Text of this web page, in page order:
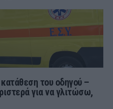
του οδηγού –
για να γλιτώσω,